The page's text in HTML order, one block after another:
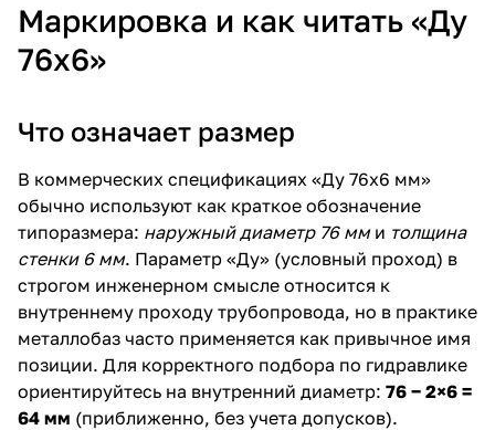
Маркировка и как читать «Ду
76х6»
Что означает размер
В коммерческих спецификациях «Ду 76х6 мм»
обычно используют как краткое обозначение
типоразмера: наружный диаметр 76 мми толщина
стенки 6 мм. Параметр «Ду» (условный проход) в
строгом инженерном смысле относится к
внутреннему проходу трубопровода, но в практике
металлобаз часто применяется как привычное имя
позиции. Для корректного подбора по гидравлике
ориентируйтесь на внутренний диаметр: 76 − 2×6 =
64 мм (приближенно, без учета допусков).